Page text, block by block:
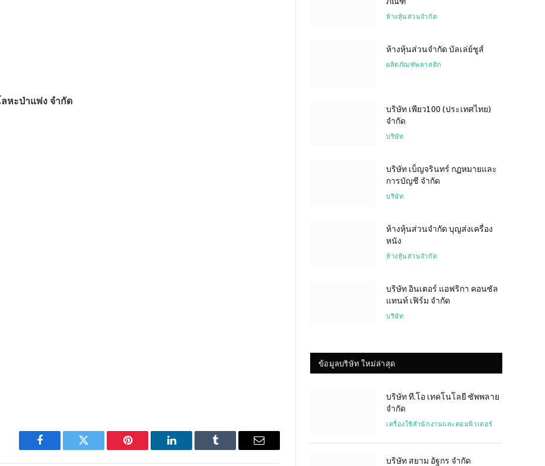
หะป่าแพ่ง จำกัด
Facebook Twitter Pinterest LinkedIn Tumblr Email
ห้างหุ้นส่วนจำกัด
ห้างหุ้นส่วนจำกัด บัลเล่ย์ชูส์
ผลิตภัณฑ์พลาสติก
บริษัท เพียว100 (ประเทศไทย)
จำกัด
บริษัท
บริษัท เบ็ญจรินทร์ กฏหมายและ
การบัญชี จำกัด
บริษัท
ห้างหุ้นส่วนจำกัด บุญส่งเครื่อง
หนัง
ห้างหุ้นส่วนจำกัด
บริษัท อินเตอร์ แอฟริกา คอนซัล
แทนท์ เฟิร์ม จำกัด
บริษัท
ข้อมูลบริษัท ใหม่ล่าสุด
บริษัท ที.โอ เทคโนโลยี ซัพพลาย
จำกัด
เครื่องใช้สำนักงานและคอมพิวเตอร์
บริษัท สยาม อัฐกร จำกัด